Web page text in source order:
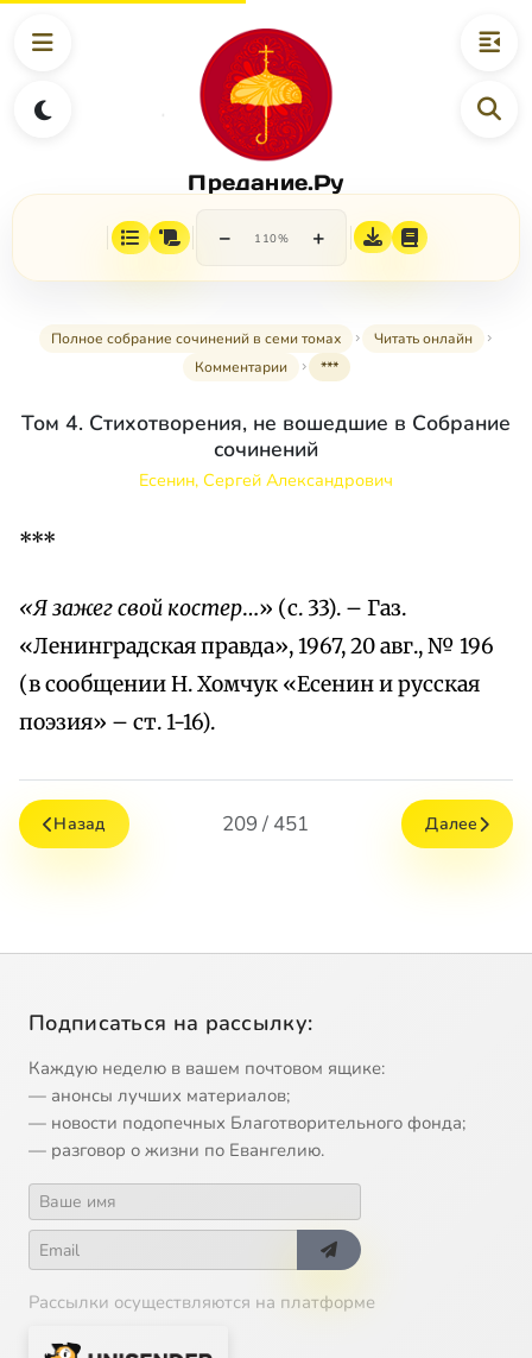
Предание.Ру
− 110% +
Полное собрание сочинений в семи томах
Читать онлайн
Комментарии
***
Том 4. Стихотворения, не вошедшие в Собрание
сочинений
Есенин, Сергей Александрович
***
«Я зажег свой костер…» (с. 33). – Газ.
«Ленинградская правда», 1967, 20 авг., № 196
(в сообщении Н. Хомчук «Есенин и русская
поэзия» – ст. 1-16).
Назад 209 / 451 Далее
Подписаться на рассылку:
Каждую неделю в вашем почтовом ящике:
— анонсы лучших материалов;
— новости подопечных Благотворительного фонда;
— разговор о жизни по Евангелию.
Рассылки осуществляются на платформе